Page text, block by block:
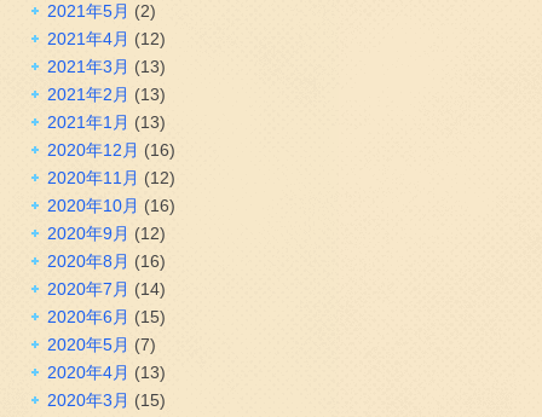
2021年5月 (2)
2021年4月 (12)
2021年3月 (13)
2021年2月 (13)
2021年1月 (13)
2020年12月 (16)
2020年11月 (12)
2020年10月 (16)
2020年9月 (12)
2020年8月 (16)
2020年7月 (14)
2020年6月 (15)
2020年5月 (7)
2020年4月 (13)
2020年3月 (15)